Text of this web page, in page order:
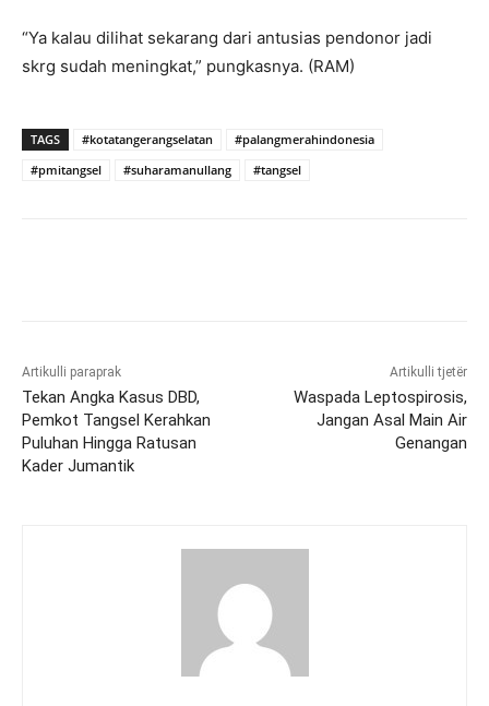
“Ya kalau dilihat sekarang dari antusias pendonor jadi
skrg sudah meningkat,” pungkasnya. (RAM)
TAGS #kotatangerangselatan
#palangmerahindonesia
#pmitangsel
#suharamanullang #tangsel
Artikulli paraprak
Tekan Angka Kasus DBD,
Pemkot Tangsel Kerahkan
Puluhan Hingga Ratusan
Kader Jumantik
Artikulli tjetër
Waspada Leptospirosis,
Jangan Asal Main Air
Genangan